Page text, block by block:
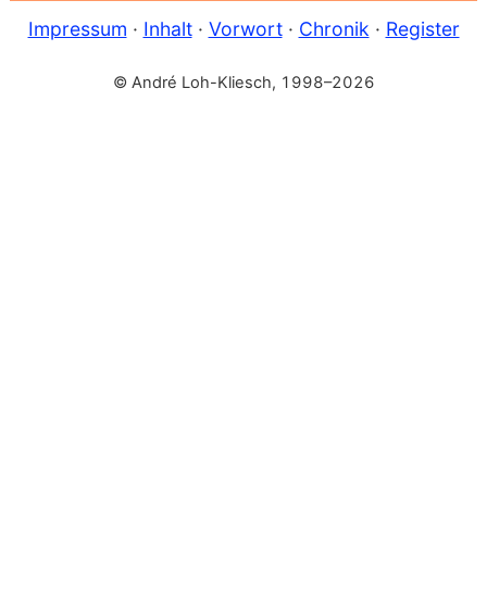
Impressum · Inhalt· Vorwort· Chronik · Register